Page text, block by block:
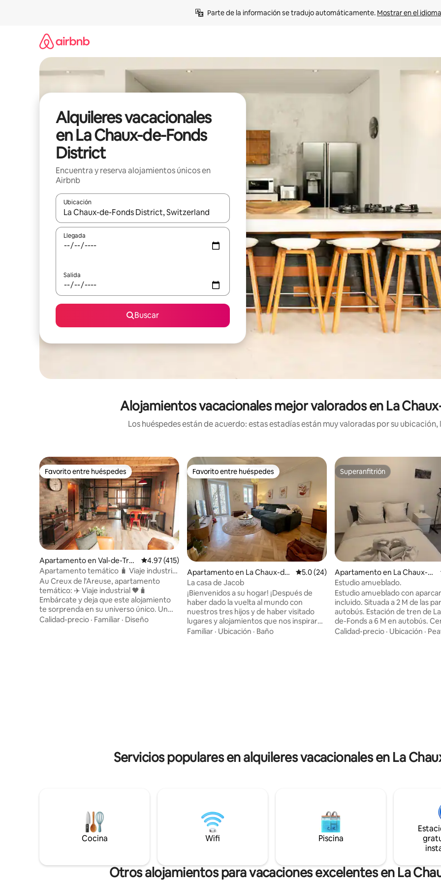
Parte de la información se tradujo automáticamente. Mostrar en el
Alquileres vacacionales
en La Chaux-de-Fonds
District
Encuentra y reserva alojamientos únicos en
Airbnb
Ubicación
Cuando los resultados estén disponibles, navega con las teclas de flecha hacia arriba y hacia abajo o explora con el
Llegada
Salida
Buscar
Alojamientos vacacionales mejor valorados en La
Los huéspedes están de acuerdo: estas estadías están muy valoradas por su
Favorito entre huéspedes
Favorito entre huéspedes
Apartamento en Val-de-Trav
ers
Calificación promedio: 4.97 de 5, 415 reseñas
4.97 (415)
Apartamento temático 🧳 Viaje industrial
✈️🖤
Au Creux de l'Areuse, apartamento
temático: ✈️ Viaje industrial 🖤🧳
Embárcate y deja que este alojamiento
te sorprenda en su universo único. Un
lugar perfecto para que pueda
Calidad-precio · Familiar · Diseño
Favorito entre huéspedes
Favorito entre huéspedes
Apartamento en La Chaux-de-
Fonds
Calificación promedio: 5.0 de 5, 24 reseñas
5.0 (24)
La casa de Jacob
¡Bienvenidos a su hogar! ¡Después de
haber dado la vuelta al mundo con
nuestros tres hijos y de haber visitado
lugares y alojamientos que nos inspiraron
y nos hicieron soñar, la Maison de Jacob
Familiar · Ubicación · Baño
Superanfitrión
Superanfitrión
Apartamento en La Chaux-de
-Fonds
Estudio amueblado.
Estudio amueblado con
incluido. Situada a 2 M de las
autobús. Estación de tren de
de-Fonds a 6 M en autobús.
ciudad a 8 M en autobús.
Calidad-precio · Ubicación ·
Servicios populares en alquileres vacacionales en La
Cocina Wifi Piscina
Otros alojamientos para vacaciones excelentes en La